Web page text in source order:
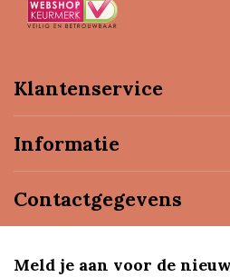
Klantenservice
Informatie
Contactgegevens
Meld je aan voor de